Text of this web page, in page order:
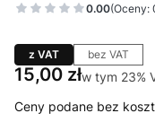
0.00(Oceny:
z VAT bez VAT
Cena
15,00 złw tym 23%
w tym 23%
Ceny podane bez